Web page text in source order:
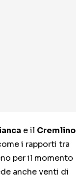
e il Cremlino
i rapporti tra
per il momento
anche venti di